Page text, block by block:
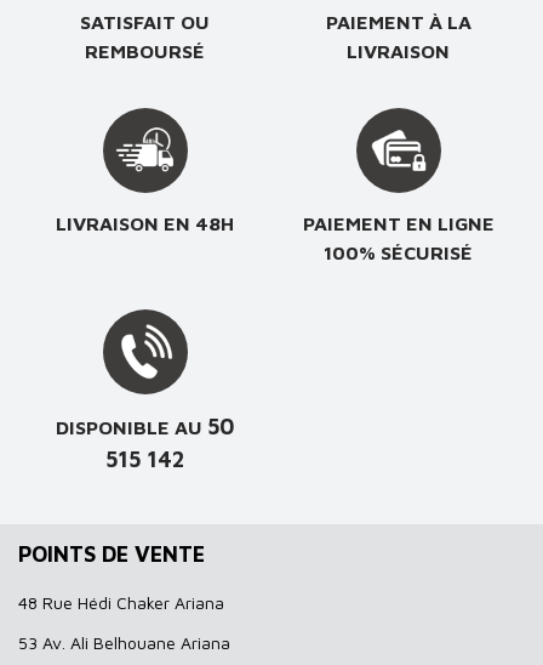
SATISFAIT OU
REMBOURSÉ
PAIEMENT À LA
LIVRAISON
LIVRAISON EN 48H
PAIEMENT EN LIGNE
100% SÉCURISÉ
DISPONIBLE AU 50
515 142
POINTS DE VENTE
48 Rue Hédi Chaker Ariana
53 Av. Ali Belhouane Ariana